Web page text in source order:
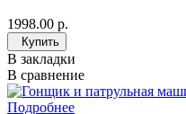
1998.00 р.
Купить
В закладки
В сравнение
Подробнее